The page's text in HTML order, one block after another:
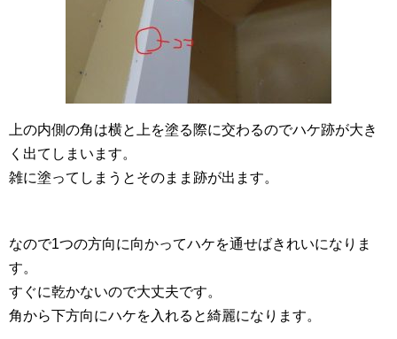
上の内側の角は横と上を塗る際に交わるのでハケ跡が大き
く出てしまいます。
雑に塗ってしまうとそのまま跡が出ます。
なので1つの方向に向かってハケを通せばきれいになりま
す。
すぐに乾かないので大丈夫です。
角から下方向にハケを入れると綺麗になります。